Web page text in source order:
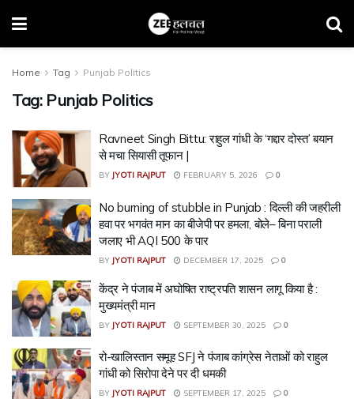
Home Tag Punjab Politics
Tag: Punjab Politics
Ravneet Singh Bittu: राहुल गांधी के ‘गद्दार दोस्त’ बयान
से मचा सियासी तूफान |
BY JYOTI RAJPUT FEBRUARY 5, 2026 0
No burning of stubble in Punjab : दिल्ली की जहरीली
हवा पर भगवंत मान का बीजेपी पर हमला, बोले– बिना पराली
जलाए भी AQI 500 के पार
BY JYOTI RAJPUT DECEMBER 17, 2025 0
केंद्र ने पंजाब में अघोषित राष्ट्रपति शासन लागू किया है :
मुख्यमंत्री मान
BY JYOTI RAJPUT SEPTEMBER 30, 2025 0
रो-खालिस्तान समूह SFJ ने पंजाब कांग्रेस नेताओं को राहुल
गांधी को सिरोपा देने पर दी धमकी
BY JYOTI RAJPUT SEPTEMBER 17, 2025 0